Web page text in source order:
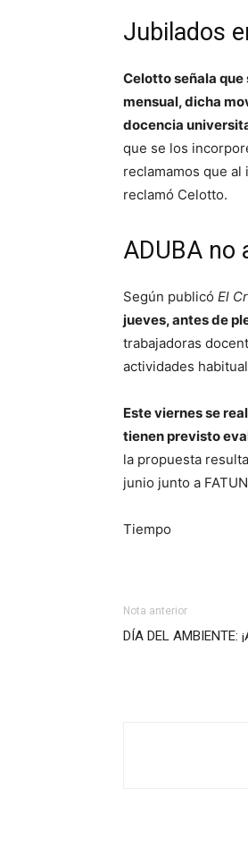
Jubilados
Celotto señala
mensual, dicha
docencia
que se los
reclamamos que
reclamó Celotto.
ADUBA no
Según publicó El
jueves, antes de
trabajadoras
actividades
Este viernes se
tienen previsto
la propuesta
junio junto a
Tiempo
Nota anterior
DÍA DEL AMBIENTE: